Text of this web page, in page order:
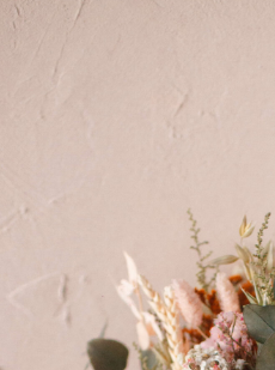
Hit enter to search or ESC to close